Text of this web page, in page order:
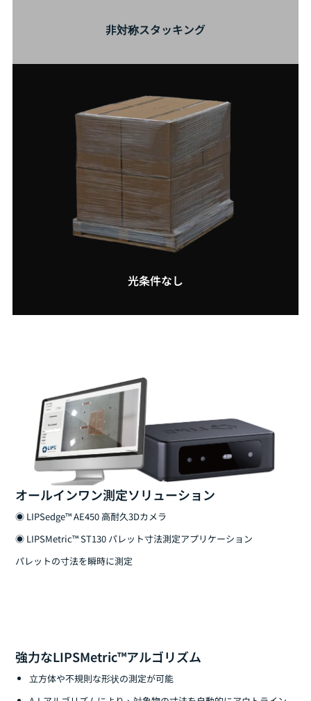
非対称スタッキング
光条件なし
オールインワン測定ソリューション
◉ LIPSedge™ AE450 高耐久3Dカメラ
◉ LIPSMetric™ ST130 パレット寸法測定アプリケーション
パレットの寸法を瞬時に測定
強力なLIPSMetric™アルゴリズム
立方体や不規則な形状の測定が可能